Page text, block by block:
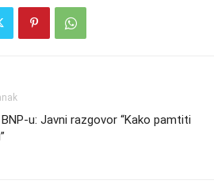
u: Javni razgovor “Kako pamtiti